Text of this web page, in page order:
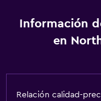
Información
en
Relación calidad-